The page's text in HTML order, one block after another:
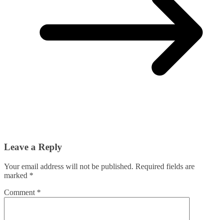
Leave a Reply
Your email address will not be published. Required fields are
marked *
Comment *